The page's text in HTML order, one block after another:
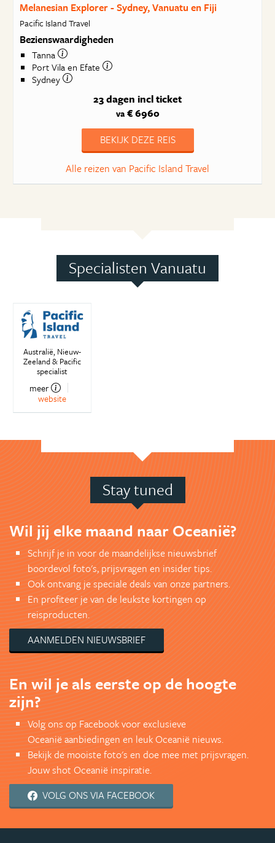
Melanesian Explorer - Sydney, Vanuatu en Fiji
Pacific Island Travel
Bezienswaardigheden
Tanna
Port Vila en Efate
Sydney
23 dagen incl ticket
va€ 6960
BEKIJK DEZE REIS
Alle reizen van Pacific Island Travel
Specialisten Vanuatu
Australië, Nieuw-
Zeeland & Pacific
specialist
meer
website
Stay tuned
Wil jij elke maand naar Oceanië?
Schrijf je in voor de maandelijkse nieuwsbrief
boordevol foto's, prijsvragen en insider tips.
Ook ontvang je speciale deals van onze partners.
En profiteer je van de leukste kortingen op
reisproducten.
AANMELDEN NIEUWSBRIEF
En wil je als eerste op de hoogte
zijn?
Volg ons op Facebook voor exclusieve
Oceanië aanbiedingen en leuk Oceanië nieuws.
Bekijk de mooiste foto's en doe mee met prijsvragen.
Jouw shot Oceanië inspiratie.
VOLG ONS VIA FACEBOOK